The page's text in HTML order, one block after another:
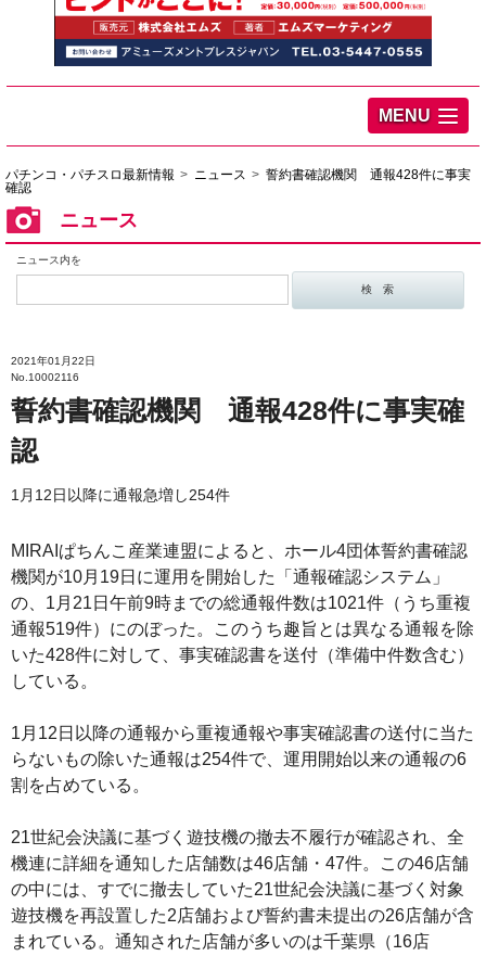
MENU
パチンコ・パチスロ最新情報 ニュース
誓約書確認機関 通報428件に事実
確認
ニュース
ニュース内を
2021年01月22日
No.10002116
誓約書確認機関 通報428件に事実確
認
1月12日以降に通報急増し254件
MIRAIぱちんこ産業連盟によると、ホール4団体誓約書確認
機関が10月19日に運用を開始した「通報確認システム」
の、1月21日午前9時までの総通報件数は1021件（うち重複
通報519件）にのぼった。このうち趣旨とは異なる通報を除
いた428件に対して、事実確認書を送付（準備中件数含む）
している。
1月12日以降の通報から重複通報や事実確認書の送付に当た
らないもの除いた通報は254件で、運用開始以来の通報の6
割を占めている。
21世紀会決議に基づく遊技機の撤去不履行が確認され、全
機連に詳細を通知した店舗数は46店舗・47件。この46店舗
の中には、すでに撤去していた21世紀会決議に基づく対象
遊技機を再設置した2店舗および誓約書未提出の26店舗が含
まれている。通知された店舗が多いのは千葉県（16店